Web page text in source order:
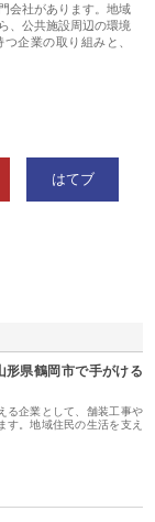
会社があります。地域
、公共施設周辺の環境
企業の取り組みと、
はてブ
形県鶴岡市で手がける
る企業として、舗装工事や
す。地域住民の生活を支え